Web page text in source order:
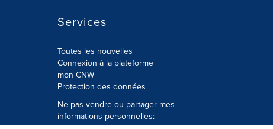
Services
Toutes les nouvelles
Connexion à la plateforme
mon CNW
Protection des données
Ne pas vendre ou partager mes
informations personnelles: